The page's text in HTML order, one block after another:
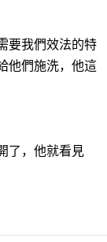
要我們效法的特
他們施洗，他這
了，他就看見